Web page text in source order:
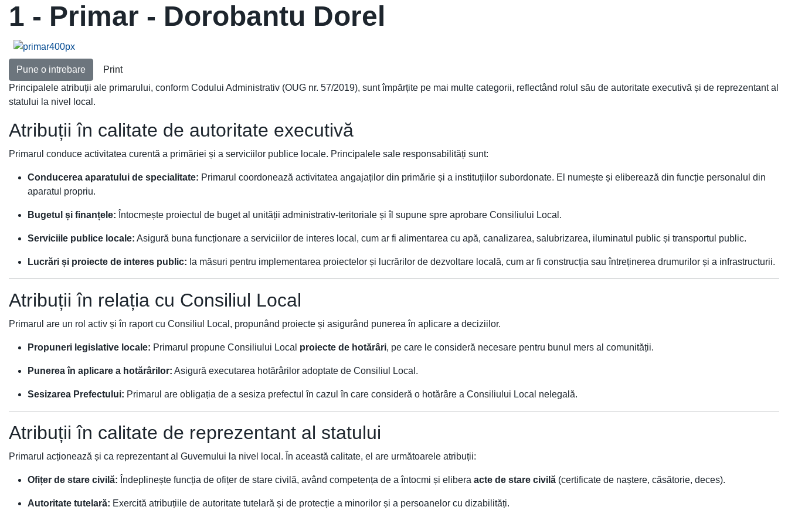
1 - Primar - Dorobantu Dorel
Pune o intrebare
Print
Principalele atribuții ale primarului, conform Codului Administrativ (OUG nr. 57/2019), sunt împărțite pe mai multe categorii, reflectând rolul său de autoritate executivă și de reprezentant al
statului la nivel local.
Atribuții în calitate de autoritate executivă
Primarul conduce activitatea curentă a primăriei și a serviciilor publice locale. Principalele sale responsabilități sunt:
Conducerea aparatului de specialitate: Primarul coordonează activitatea angajaților din primărie și a instituțiilor subordonate. El numește și eliberează din funcție personalul din
aparatul propriu.
Bugetul și finanțele: Întocmește proiectul de buget al unității administrativ-teritoriale și îl supune spre aprobare Consiliului Local.
Serviciile publice locale: Asigură buna funcționare a serviciilor de interes local, cum ar fi alimentarea cu apă, canalizarea, salubrizarea, iluminatul public și transportul public.
Lucrări și proiecte de interes public: Ia măsuri pentru implementarea proiectelor și lucrărilor de dezvoltare locală, cum ar fi construcția sau întreținerea drumurilor și a infrastructurii.
Atribuții în relația cu Consiliul Local
Primarul are un rol activ și în raport cu Consiliul Local, propunând proiecte și asigurând punerea în aplicare a deciziilor.
Propuneri legislative locale: Primarul propune Consiliului Local proiecte de hotărâri, pe care le consideră necesare pentru bunul mers al comunității.
Punerea în aplicare a hotărârilor: Asigură executarea hotărârilor adoptate de Consiliul Local.
Sesizarea Prefectului: Primarul are obligația de a sesiza prefectul în cazul în care consideră o hotărâre a Consiliului Local nelegală.
Atribuții în calitate de reprezentant al statului
Primarul acționează și ca reprezentant al Guvernului la nivel local. În această calitate, el are următoarele atribuții:
Ofițer de stare civilă: Îndeplinește funcția de ofițer de stare civilă, având competența de a întocmi și elibera acte de stare civilă (certificate de naștere, căsătorie, deces).
Autoritate tutelară: Exercită atribuțiile de autoritate tutelară și de protecție a minorilor și a persoanelor cu dizabilități.